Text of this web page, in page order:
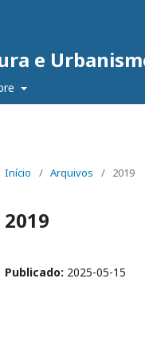
e
Início / Arquivos / 2019
2019
Publicado: 2025-05-15